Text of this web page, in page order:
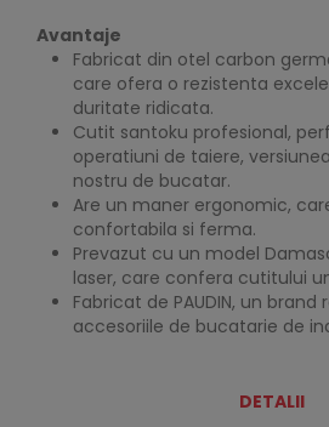
Avantaje
Fabricat din otel carbon
care ofera o rezistenta
duritate ridicata.
Cutit santoku profesional,
operatiuni de taiere,
nostru de bucatar.
Are un maner ergonomic,
confortabila si ferma.
Prevazut cu un model
laser, care confera cutitului
Fabricat de PAUDIN, un
accesoriile de bucatarie de
DETALII